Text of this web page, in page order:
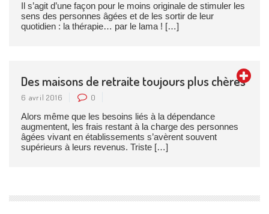
Il s’agit d’une façon pour le moins originale de stimuler les
sens des personnes âgées et de les sortir de leur
quotidien : la thérapie… par le lama ! […]
Des maisons de retraite toujours plus chères
6 avril 2016 0
Alors même que les besoins liés à la dépendance
augmentent, les frais restant à la charge des personnes
âgées vivant en établissements s’avèrent souvent
supérieurs à leurs revenus. Triste […]